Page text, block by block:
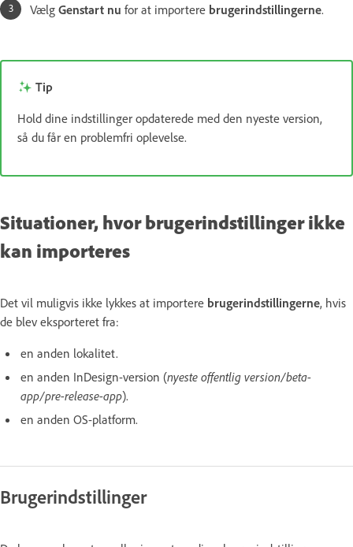
Vælg Genstart nu for at importere brugerindstillingerne.
Tip
Hold dine indstillinger opdaterede med den nyeste version,
så du får en problemfri oplevelse.
Situationer, hvor brugerindstillinger ikke
kan importeres
Det vil muligvis ikke lykkes at importere brugerindstillingerne, hvis
de blev eksporteret fra:
en anden lokalitet.
en anden InDesign-version (nyeste offentlig version/beta-
app/pre-release-app).
en anden OS-platform.
Brugerindstillinger